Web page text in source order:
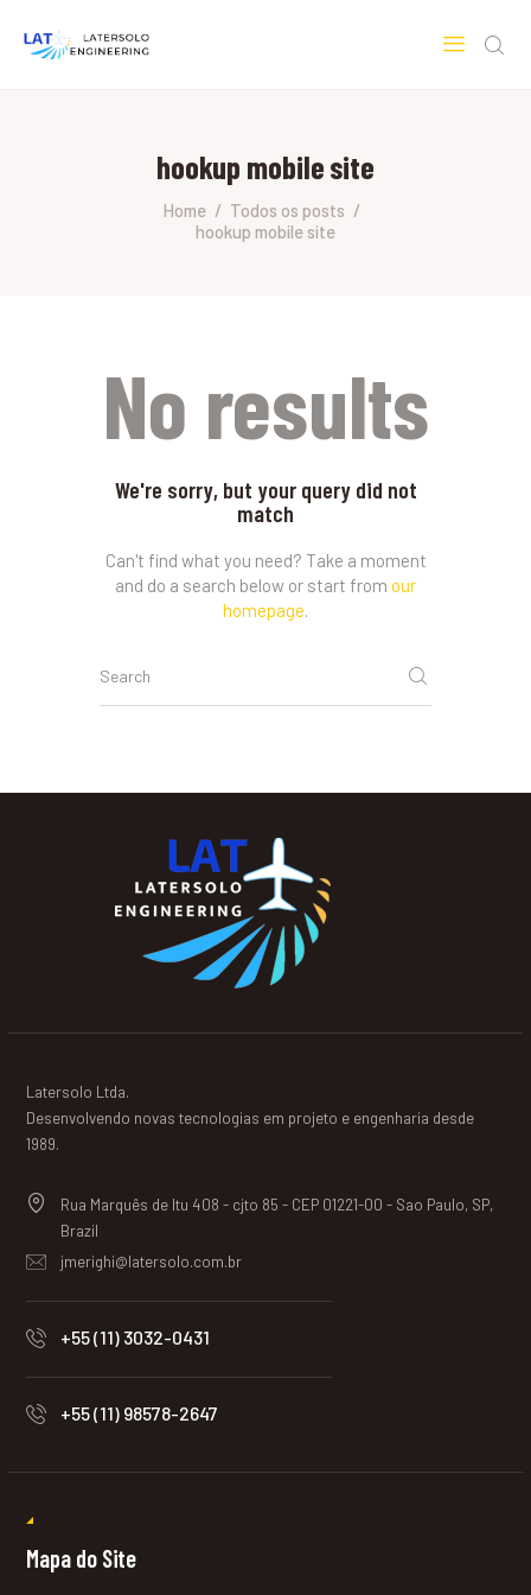
hookup mobile site
Home
Todos os posts
hookup mobile site
SOBRE A LATERSOLO
ENGINEERING
No results
We're sorry, but your query did not
match
Can't find what you need? Take a moment
and do a search below or start from our
homepage.
Latersolo Ltda.
Desenvolvendo novas tecnologias em projeto e engenharia desde
1989.
Rua Marquês de Itu 408 - cjto 85 - CEP 01221-00 - Sao Paulo, SP,
Brazil
jmerighi@latersolo.com.br
+55 (11) 3032-0431
+55 (11) 98578-2647
Mapa do Site